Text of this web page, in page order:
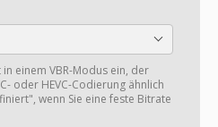
einem VBR-Modus ein, der
oder HEVC-Codierung ähnlich
wenn Sie eine feste Bitrate